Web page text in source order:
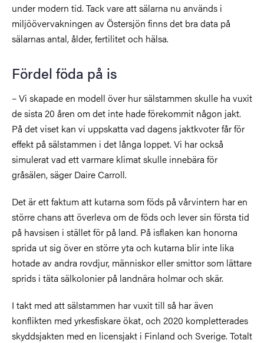
under modern tid. Tack vare att sälarna nu används i
miljöövervakningen av Östersjön finns det bra data på
sälarnas antal, ålder, fertilitet och hälsa.
Fördel föda på is
– Vi skapade en modell över hur sälstammen skulle ha vuxit
de sista 20 åren om det inte hade förekommit någon jakt.
På det viset kan vi uppskatta vad dagens jaktkvoter får för
effekt på sälstammen i det långa loppet. Vi har också
simulerat vad ett varmare klimat skulle innebära för
gråsälen, säger Daire Carroll.
Det är ett faktum att kutarna som föds på vårvintern har en
större chans att överleva om de föds och lever sin första tid
på havsisen i stället för på land. På isflaken kan honorna
sprida ut sig över en större yta och kutarna blir inte lika
hotade av andra rovdjur, människor eller smittor som lättare
sprids i täta sälkolonier på landnära holmar och skär.
I takt med att sälstammen har vuxit till så har även
konflikten med yrkesfiskare ökat, och 2020 kompletterades
skyddsjakten med en licensjakt i Finland och Sverige. Totalt